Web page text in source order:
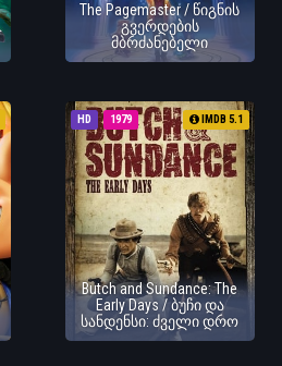
The Pagemaster / წიგნის
გვერდების
მბრძანებელი
HD 1979 IMDB 5.1
Butch and Sundance: The
Early Days / ბუჩი და
სანდენსი: ძველი დრო